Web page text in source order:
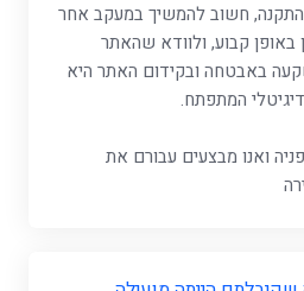
חשוב להמשיך במעקב אחר
באופן קבוע, ולוודא שהאתר
באבטחה ובקידום האתר היא
המתפתח.
ואנו מבצעים עבורם את